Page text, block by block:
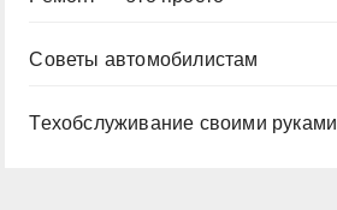
Советы автомобилистам
Техобслуживание своими руками